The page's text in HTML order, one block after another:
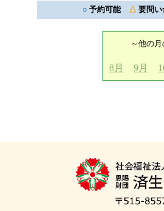
○ 予約可能 △ 要問
～他の
8月 9月